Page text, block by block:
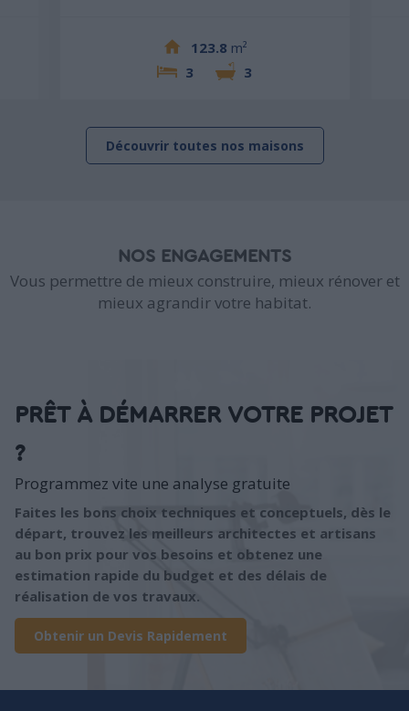
123.8 m²
3
3
Découvrir toutes nos maisons
NOS ENGAGEMENTS
Vous permettre de mieux construire, mieux rénover et
mieux agrandir votre habitat.
PRÊT À DÉMARRER VOTRE PROJET
?
Programmez vite une analyse gratuite
Faites les bons choix techniques et conceptuels, dès le
départ, trouvez les meilleurs architectes et artisans
au bon prix pour vos besoins et obtenez une
estimation rapide du budget et des délais de
réalisation de vos travaux.
Obtenir un Devis Rapidement